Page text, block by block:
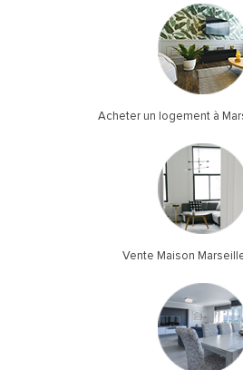
Acheter un logement à
Vente Maison